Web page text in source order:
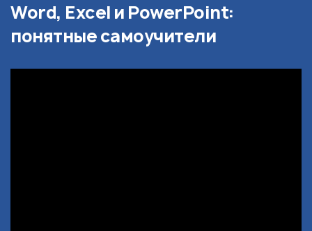
Word, Excel и PowerPoint:
понятные самоучители